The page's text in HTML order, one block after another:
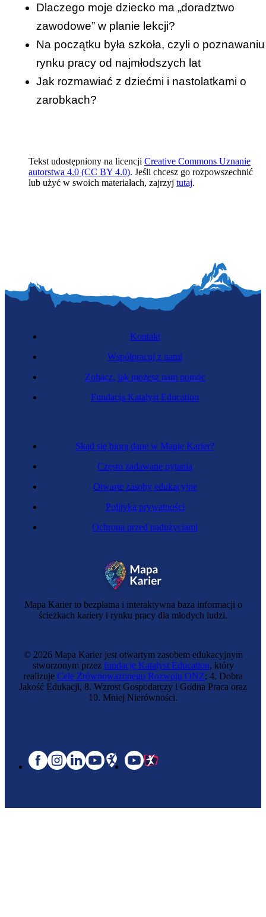
Dlaczego moje dziecko ma „doradztwo
zawodowe” w planie lekcji?
Na początku była szkoła, czyli o poznawaniu
rynku pracy od najmłodszych lat
Jak rozmawiać z dziećmi i nastolatkami o
zarobkach?
Tekst udostępniony na licencji Creative Commons Uznanie
autorstwa 4.0 (CC BY 4.0). Jeśli chcesz go rozpowszechnić
lub użyć w swoich materiałach, zajrzyj tutaj.
Mapa Karier to bezpłatna i interaktywna baza informacji o
ścieżkach kariery i rynku pracy dla młodych ludzi.
Skąd się biorą dane w Mapie Karier?
Często zadawane pytania
Otwarte zasoby edukacyjne
Polityka prywatności
Ochrona przed nadużyciami
Kontakt
Współpracuj z nami
Zobacz, jak możesz nam pomóc
Fundacja Katalyst Education
© 2026 Mapa Karier jest otwartym zasobem edukacyjnym
stworzonym przez fundację Katalyst Education, który
realizuje Cele Zrównoważonego Rozwoju ONZ: 4. Dobra
Jakość Edukacji, 8. Wzrost Gospodarczy i Godna Praca oraz
10. Mniej Nierówności.